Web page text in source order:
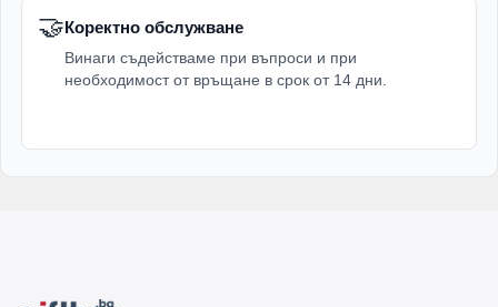
🤝Коректно обслужване
Винаги съдействаме при въпроси и при
необходимост от връщане в срок от 14 дни.